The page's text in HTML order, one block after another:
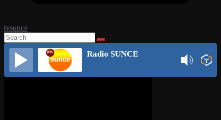
tvsunce
Radio SUNCE